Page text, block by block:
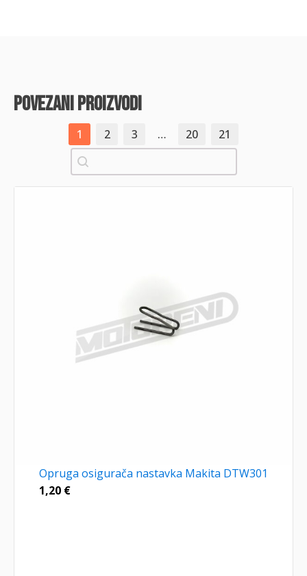
povezani proizvodi
1 2 3 … 20
21
Pretraži
Opruga osigurača nastavka Makita DTW301
1,20 €